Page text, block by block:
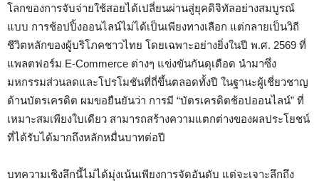
โลกของการจับจ่ายใช้สอยได้เปลี่ยนผ่านสู่ยุคดิจิทัลอย่างสมบูรณ์
แบบ การช้อปปิ้งออนไลน์ไม่ได้เป็นเพียงทางเลือก แต่กลายเป็นวิถี
ชีวิตหลักของผู้บริโภคชาวไทย โดยเฉพาะอย่างยิ่งในปี พ.ศ. 2569 ที่
แพลตฟอร์ม E-Commerce ต่างๆ แข่งขันกันดุเดือด นำมาซึ่ง
มหกรรมส่วนลดและโปรโมชันที่ถี่ขึ้นตลอดทั้งปี ในฐานะผู้เชี่ยวชาญ
ด้านบัตรเครดิต ผมขอยืนยันว่า การมี “บัตรเครดิตช้อปออนไลน์” ที่
เหมาะสมเพียงใบเดียว สามารถสร้างความแตกต่างของผลประโยชน์
ที่ได้รับได้มากถึงหลักหมื่นบาทต่อปี
บทความเชิงลึกนี้ไม่ได้มุ่งเน้นเพียงการจัดอันดับ แต่จะเจาะลึกถึง